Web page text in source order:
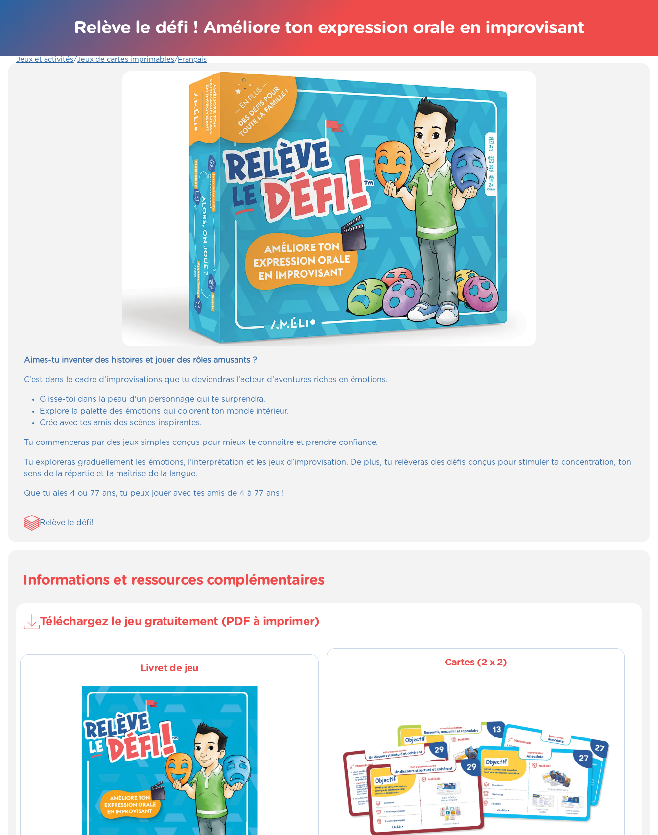
Relève le défi ! Améliore ton expression orale en improvisant
Jeux et activités/Jeux de cartes imprimables/Français
Aimes-tu inventer des histoires et jouer des rôles amusants ?
C’est dans le cadre d’improvisations que tu deviendras l’acteur d’aventures riches en émotions.
Glisse-toi dans la peau d'un personnage qui te surprendra.
Explore la palette des émotions qui colorent ton monde intérieur.
Crée avec tes amis des scènes inspirantes.
Tu commenceras par des jeux simples conçus pour mieux te connaître et prendre confiance.
Tu exploreras graduellement les émotions, l’interprétation et les jeux d’improvisation. De plus, tu relèveras des défis conçus pour stimuler ta concentration, ton
sens de la répartie et ta maîtrise de la langue.
Que tu aies 4 ou 77 ans, tu peux jouer avec tes amis de 4 à 77 ans !
Relève le défi!
Informations et ressources complémentaires
Téléchargez le jeu gratuitement (PDF à imprimer)
Livret de jeu
Cartes (2 x 2)